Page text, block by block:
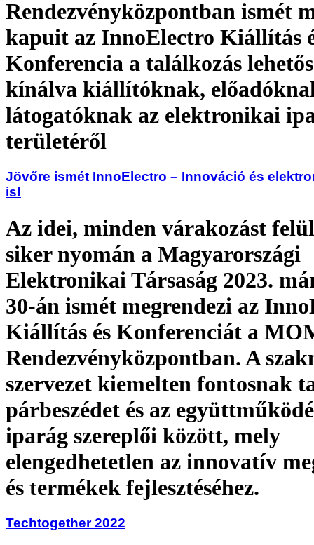
Rendezvényközpontban ismét
kapuit az InnoElectro Kiállítás
Konferencia a találkozás
kínálva kiállítóknak,
látogatóknak az elektronikai
területéről
Jövőre ismét InnoElectro – Innováció és
is!
Az idei, minden várakozást
siker nyomán a Magyarországi
Elektronikai Társaság 2023.
30-án ismét megrendezi az
Kiállítás és Konferenciát a
Rendezvényközpontban. A
szervezet kiemelten fontosnak
párbeszédet és az
iparág szereplői között, mely
elengedhetetlen az innovatív
és termékek fejlesztéséhez.
Techtogether 2022